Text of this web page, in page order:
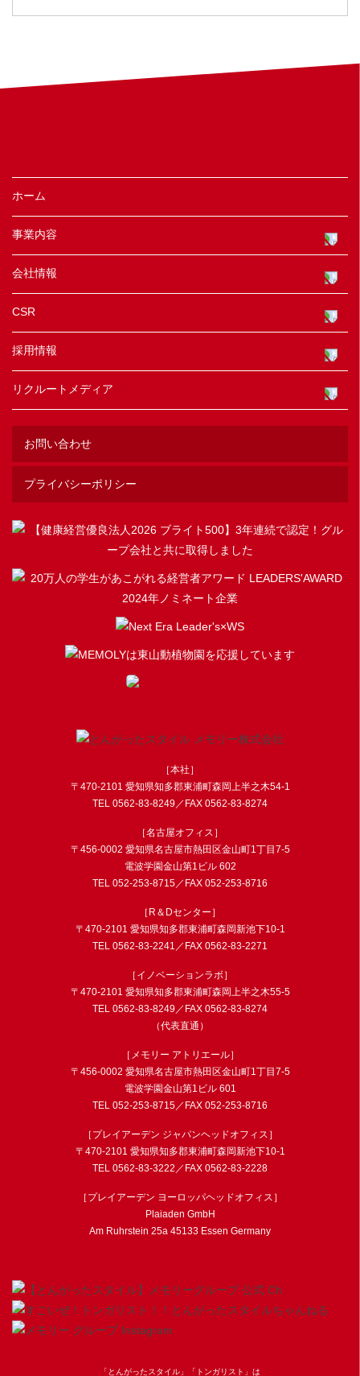
ホーム
事業内容
会社情報
CSR
採用情報
リクルートメディア
お問い合わせ
プライバシーポリシー
［本社］
〒470-2101 愛知県知多郡東浦町森岡上半之木54-1
TEL 0562-83-8249／FAX 0562-83-8274
［名古屋オフィス］
〒456-0002 愛知県名古屋市熱田区金山町1丁目7-5
電波学園金山第1ビル 602
TEL 052-253-8715／FAX 052-253-8716
［R＆Dセンター］
〒470-2101 愛知県知多郡東浦町森岡新池下10-1
TEL 0562-83-2241 ／FAX 0562-83-2271
［イノベーションラボ］
〒470-2101 愛知県知多郡東浦町森岡上半之木55-5
TEL 0562-83-8249／FAX 0562-83-8274
（代表直通）
［メモリー アトリエール］
〒456-0002 愛知県名古屋市熱田区金山町1丁目7-5
電波学園金山第1ビル 601
TEL 052-253-8715／FAX 052-253-8716
［プレイアーデン ジャパンヘッドオフィス］
〒470-2101 愛知県知多郡東浦町森岡新池下10-1
TEL 0562-83-3222 ／FAX 0562-83-2228
［プレイアーデン ヨーロッパヘッドオフィス］
Plaiaden GmbH
Am Ruhrstein 25a 45133 Essen Germany
「とんがったスタイル」「トンガリスト」は